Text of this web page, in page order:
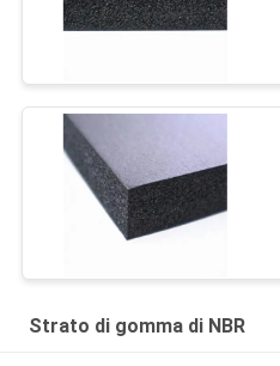
Strato di gomma di NBR